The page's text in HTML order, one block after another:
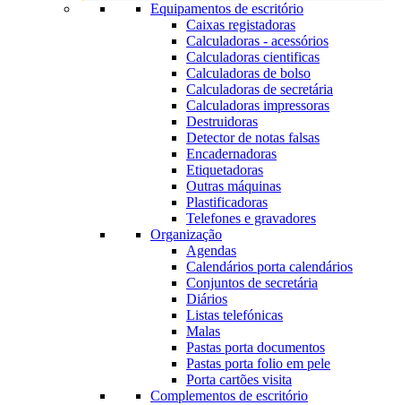
Equipamentos de escritório
Caixas registadoras
Calculadoras - acessórios
Calculadoras cientificas
Calculadoras de bolso
Calculadoras de secretária
Calculadoras impressoras
Destruidoras
Detector de notas falsas
Encadernadoras
Etiquetadoras
Outras máquinas
Plastificadoras
Telefones e gravadores
Organização
Agendas
Calendários porta calendários
Conjuntos de secretária
Diários
Listas telefónicas
Malas
Pastas porta documentos
Pastas porta folio em pele
Porta cartões visita
Complementos de escritório